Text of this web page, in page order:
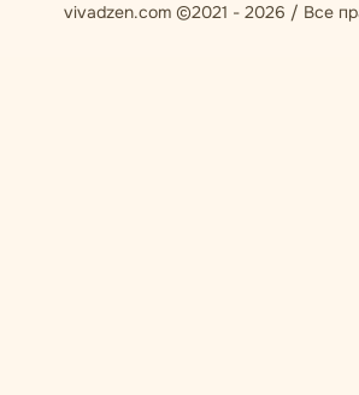
vivadzen.com ©2021 - 2026 / Все